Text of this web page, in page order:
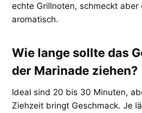
echte Grillnoten, schmeckt aber
aromatisch.
Wie lange sollte das
der Marinade ziehen?
Ideal sind 20 bis 30 Minuten,
Ziehzeit bringt Geschmack. Je